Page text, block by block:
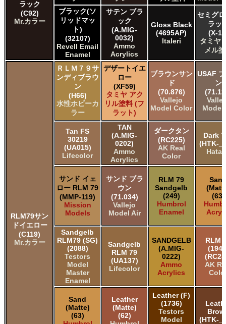
ラック
(C92)
Mr.カラー
ブラック(ソ
リッドマッ
ト)
(32107)
Revell Email
Enamel
サテン ブラ
ック
(A.MIG-
0032)
Ammo
Acrylics
Gloss Black
(4695AP)
Italeri
セミグ
ラッ
(X-
タミヤ
メル
RLM79サン
ドイエロー
(C119)
Mr.カラー
ＲＬＭ７９サ
ンディブラウ
ン
(H66)
水性ホビーカ
ラー
デザートイエ
ロー
(XF59)
タミヤ アク
リル塗料 (フ
ラット)
ブラウンサン
ド
(70.876)
Vallejo
Model Color
USAF
ン
Model
Tan FS
30219
(UA015)
Lifecolor
TAN
(A.MIG-
0202)
Ammo
Acrylics
ダークタン
(RC225)
AK Real
Color
Dark
(HTK-
サンド イェ
ロー RLM 79
(MMP-119)
Mission
Models
サンド ブラ
ウン
(71.034)
Vallejo
Model Air
RLM 79
Sandgelb
(249)
Humbrol
Enamel
(63)
Sandgelb
RLM79 (SG)
(2088)
Testors
Model
Master
Enamel
Sandgelb
RLM 79
(UA137)
Lifecolor
SANDGELB
(A.MIG-
0222)
Ammo
Acrylics
RLM
AK
Sand
(Matte)
(63)
Leather
(Matte)
(62)
Leather (F)
(1736)
Testors
Model
(HTK-